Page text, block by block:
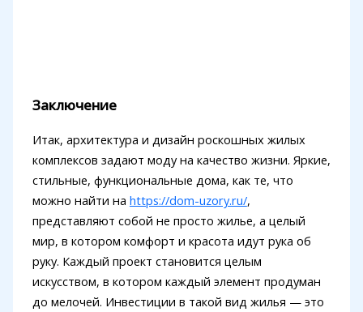
Заключение
Итак, архитектура и дизайн роскошных жилых
комплексов задают моду на качество жизни. Яркие,
стильные, функциональные дома, как те, что
можно найти на https://dom-uzory.ru/,
представляют собой не просто жилье, а целый
мир, в котором комфорт и красота идут рука об
руку. Каждый проект становится целым
искусством, в котором каждый элемент продуман
до мелочей. Инвестиции в такой вид жилья — это